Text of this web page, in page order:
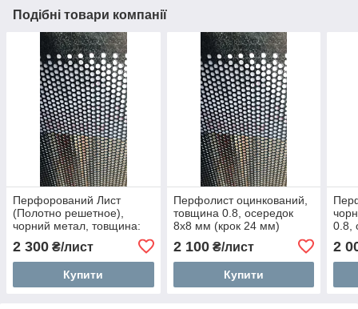
Подібні товари компанії
Перфорований Лист
(Полотно решетное),
чорний метал, товщина:
2 300 ₴/лист
Купити
Перфолист оцинкований,
товщина 0.8, осередок
8х8 мм (крок 24 мм)
2 100₴/лист
Купити
0.8,
2